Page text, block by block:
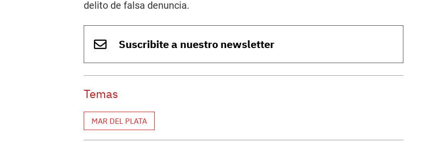
delito de falsa denuncia.
Suscribite a nuestro newsletter
Temas
MAR DEL PLATA